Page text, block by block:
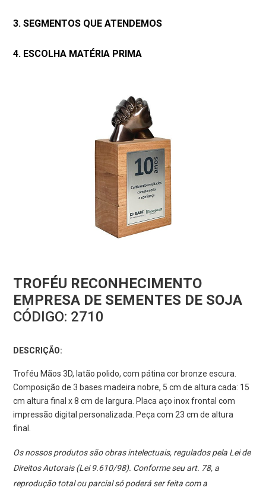
3. SEGMENTOS QUE ATENDEMOS
4. ESCOLHA MATÉRIA PRIMA
TROFÉU RECONHECIMENTO
EMPRESA DE SEMENTES DE SOJA
CÓDIGO: 2710
DESCRIÇÃO:
Troféu Mãos 3D, latão polido, com pátina cor bronze escura.
Composição de 3 bases madeira nobre, 5 cm de altura cada: 15
cm altura final x 8 cm de largura. Placa aço inox frontal com
impressão digital personalizada. Peça com 23 cm de altura
final.
Os nossos produtos são obras intelectuais, regulados pela Lei de
Direitos Autorais (Lei 9.610/98). Conforme seu art. 78, a
reprodução total ou parcial só poderá ser feita com a